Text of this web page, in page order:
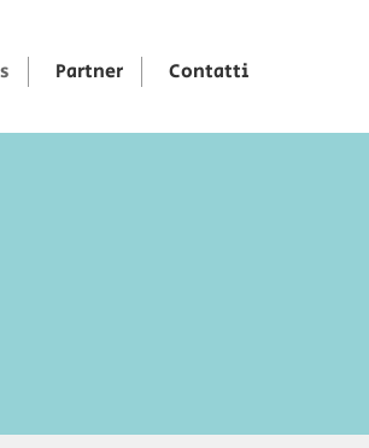
Partner Contatti